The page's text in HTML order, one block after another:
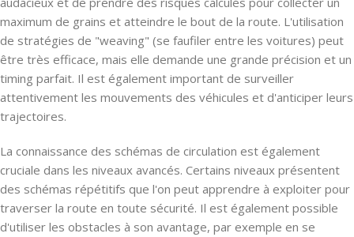
maximum de grains et atteindre le bout de la route. L'utilisation
de stratégies de "weaving" (se faufiler entre les voitures) peut
être très efficace, mais elle demande une grande précision et un
timing parfait. Il est également important de surveiller
attentivement les mouvements des véhicules et d'anticiper leurs
trajectoires.
La connaissance des schémas de circulation est également
cruciale dans les niveaux avancés. Certains niveaux présentent
des schémas répétitifs que l'on peut apprendre à exploiter pour
traverser la route en toute sécurité. Il est également possible
d'utiliser les obstacles à son avantage, par exemple en se